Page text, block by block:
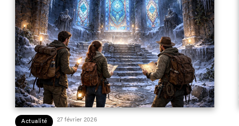
Actualité 27 février 2026